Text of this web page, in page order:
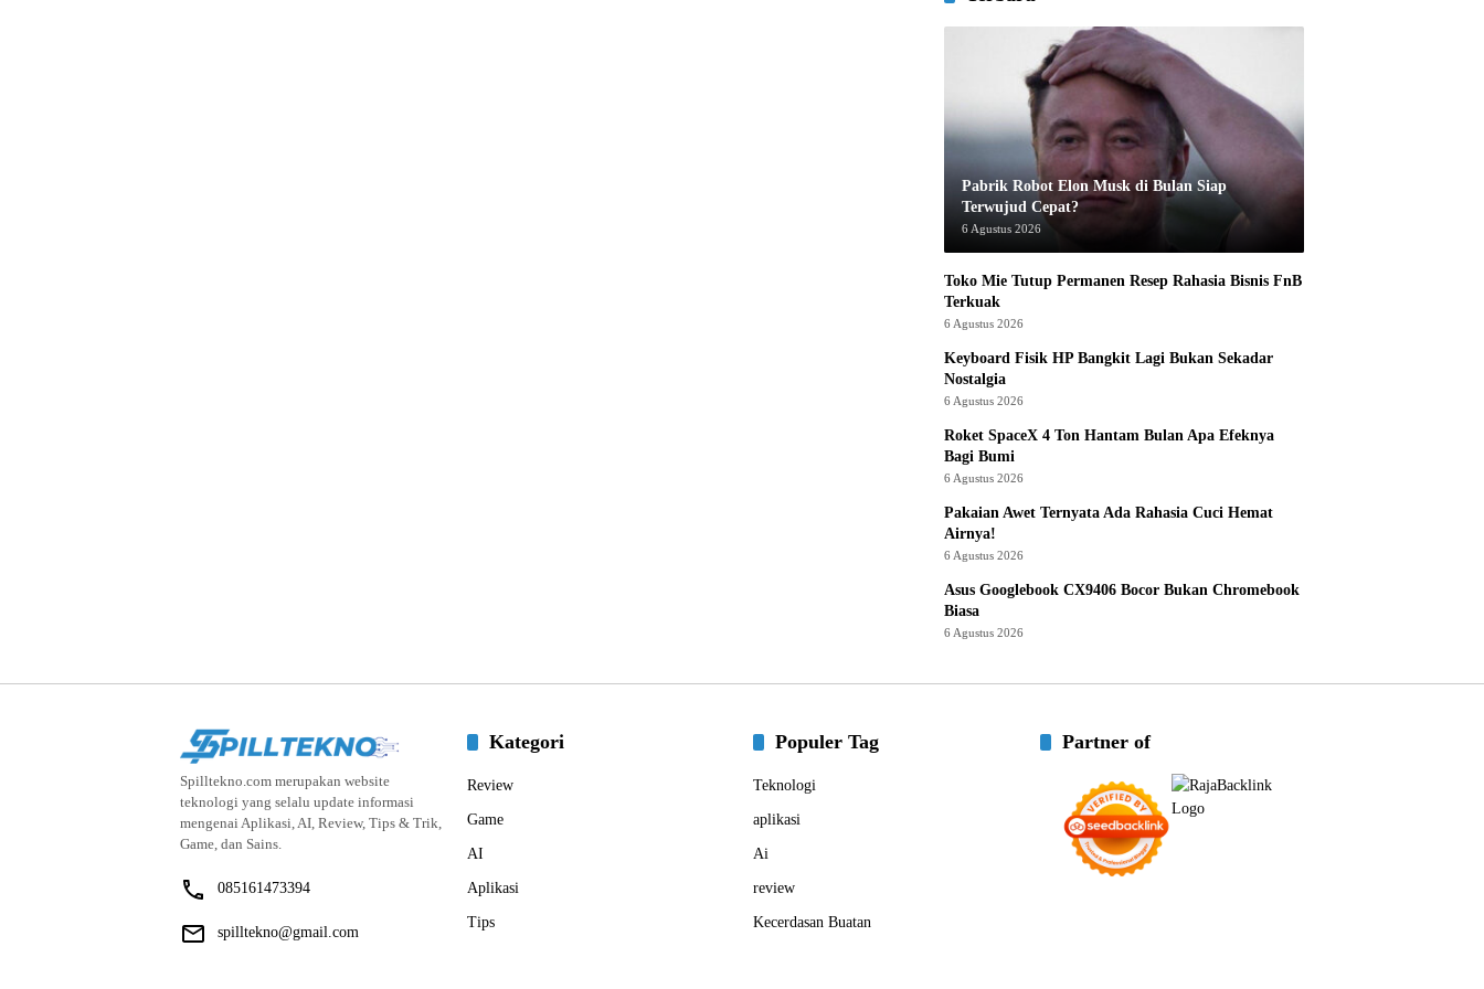
Pabrik Robot Elon Musk di Bulan Siap
Terwujud Cepat?
6 Agustus 2026
Toko Mie Tutup Permanen Resep Rahasia Bisnis FnB
Terkuak
6 Agustus 2026
Keyboard Fisik HP Bangkit Lagi Bukan Sekadar
Nostalgia
6 Agustus 2026
Roket SpaceX 4 Ton Hantam Bulan Apa Efeknya
Bagi Bumi
6 Agustus 2026
Pakaian Awet Ternyata Ada Rahasia Cuci Hemat
Airnya!
6 Agustus 2026
Asus Googlebook CX9406 Bocor Bukan Chromebook
Biasa
6 Agustus 2026
Spilltekno.com merupakan website
teknologi yang selalu update informasi
mengenai Aplikasi, AI, Review, Tips & Trik,
Game, dan Sains.
085161473394
spilltekno@gmail.com
Kategori
Review
Game
AI
Aplikasi
Tips
Populer Tag
Teknologi
aplikasi
Ai
review
Kecerdasan Buatan
Partner of